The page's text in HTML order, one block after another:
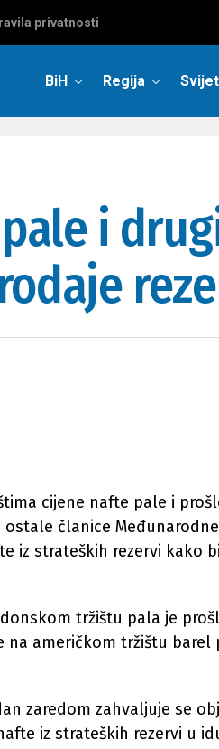
privatnosti
BiH Regija Svijet
i
cijene nafte pale i
ostale članice
iz strateških rezervi kako
tržištu pala je
na američkom tržištu barel
zaredom zahvaljuje se
iz strateških rezervi u